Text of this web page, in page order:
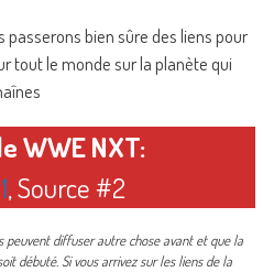
passerons bien sûre des liens pour
tout le monde sur la planète qui
WWE NXT:
, Source #2
peuvent diffuser autre chose avant et que la
débuté. Si vous arrivez sur les liens de la